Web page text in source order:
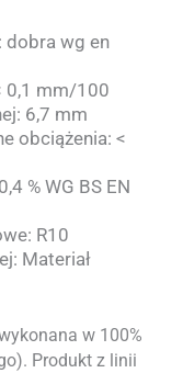
dobra wg en
0,1 mm/100
6,7 mm
obciążenia: <
% WG BS EN
R10
Materiał
w 100%
Produkt z linii